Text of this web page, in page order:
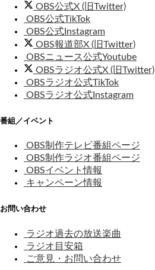
OBS公式X (旧Twitter)
OBS公式TikTok
OBS公式Instagram
OBS報道部X (旧Twitter)
OBSニュース公式Youtube
OBSラジオ公式X (旧Twitter)
OBSラジオ公式TikTok
OBSラジオ公式Instagram
番組／イベント
OBS制作テレビ番組ページ
OBS制作ラジオ番組ページ
OBSイベント情報
キャンペーン情報
お問い合わせ
ラジオ過去の放送楽曲
ラジオ目安箱
ご意見・お問い合わせ